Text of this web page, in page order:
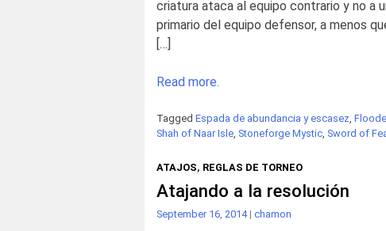
criatura ataca al equipo contrario y no a
primario del equipo defensor, a menos
[…]
Read more.
Tagged Espada de abundancia y escasez,
Shah of Naar Isle, Stoneforge Mystic, Sword of
ATAJOS, REGLAS DE TORNEO
Atajando a la resolución
September 16, 2014 | chamon